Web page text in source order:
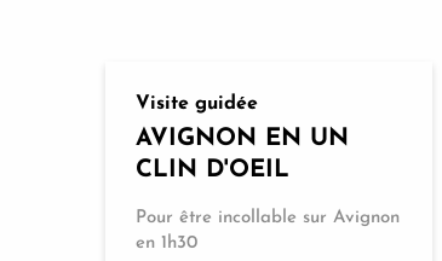
Visite guidée
AVIGNON EN UN
CLIN D'OEIL
Pour être incollable sur Avignon
en 1h30